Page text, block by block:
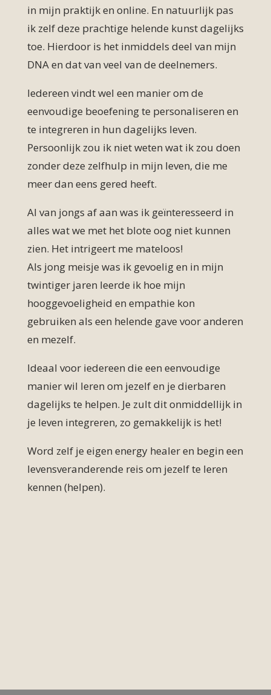
in mijn praktijk en online. En natuurlijk pas
ik zelf deze prachtige helende kunst dagelijks
toe. Hierdoor is het inmiddels deel van mijn
DNA en dat van veel van de deelnemers.
Iedereen vindt wel een manier om de
eenvoudige beoefening te personaliseren en
te integreren in hun dagelijks leven.
Persoonlijk zou ik niet weten wat ik zou doen
zonder deze zelfhulp in mijn leven, die me
meer dan eens gered heeft.
Al van jongs af aan was ik geïnteresseerd in
alles wat we met het blote oog niet kunnen
zien. Het intrigeert me mateloos!
Als jong meisje was ik gevoelig en in mijn
twintiger jaren leerde ik hoe mijn
hooggevoeligheid en empathie kon
gebruiken als een helende gave voor anderen
en mezelf.
Ideaal voor iedereen die een eenvoudige
manier wil leren om jezelf en je dierbaren
dagelijks te helpen. Je zult dit onmiddellijk in
je leven integreren, zo gemakkelijk is het!
Word zelf je eigen energy healer en begin een
levensveranderende reis om jezelf te leren
kennen (helpen).